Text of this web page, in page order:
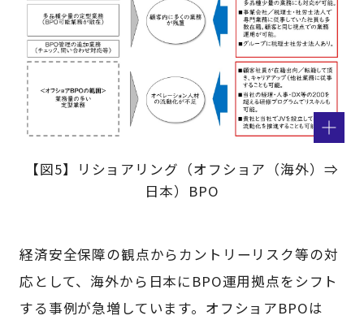
【図5】リショアリング（オフショア（海外）⇒
日本）BPO
経済安全保障の観点からカントリーリスク等の対
応として、海外から日本にBPO運用拠点をシフト
する事例が急増しています。オフショアBPOは